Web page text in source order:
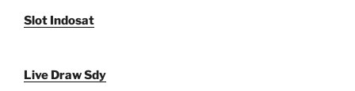
Slot Indosat
Live Draw Sdy